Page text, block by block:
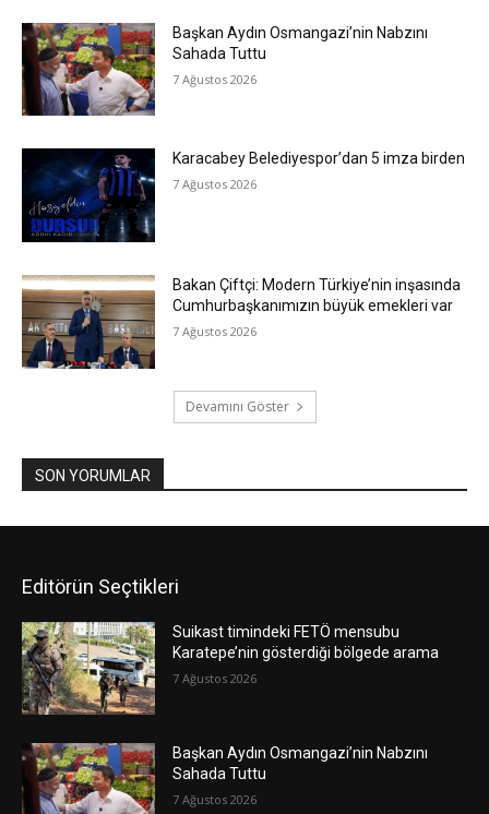
Başkan Aydın Osmangazi’nin Nabzını
Sahada Tuttu
7 Ağustos 2026
Karacabey Belediyespor’dan 5 imza birden
7 Ağustos 2026
Bakan Çiftçi: Modern Türkiye’nin inşasında
Cumhurbaşkanımızın büyük emekleri var
7 Ağustos 2026
Devamını Göster
SON YORUMLAR
Editörün Seçtikleri
Suikast timindeki FETÖ mensubu
Karatepe’nin gösterdiği bölgede arama
7 Ağustos 2026
Başkan Aydın Osmangazi’nin Nabzını
Sahada Tuttu
7 Ağustos 2026